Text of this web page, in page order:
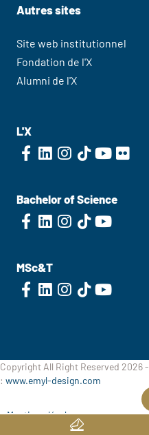
Autres sites
Site web institutionnel
Fondation de l'X
Alumni de l'X
L'X
Bachelor of Science
MSc&T
Copyright All Right Reserved 2026 -
: www.emyl-design.com
Mentions légales